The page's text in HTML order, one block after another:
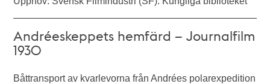
Andréeskeppets hemfärd – Journalfilm
1930
Båttransport av kvarlevorna från Andrées polarexpedition